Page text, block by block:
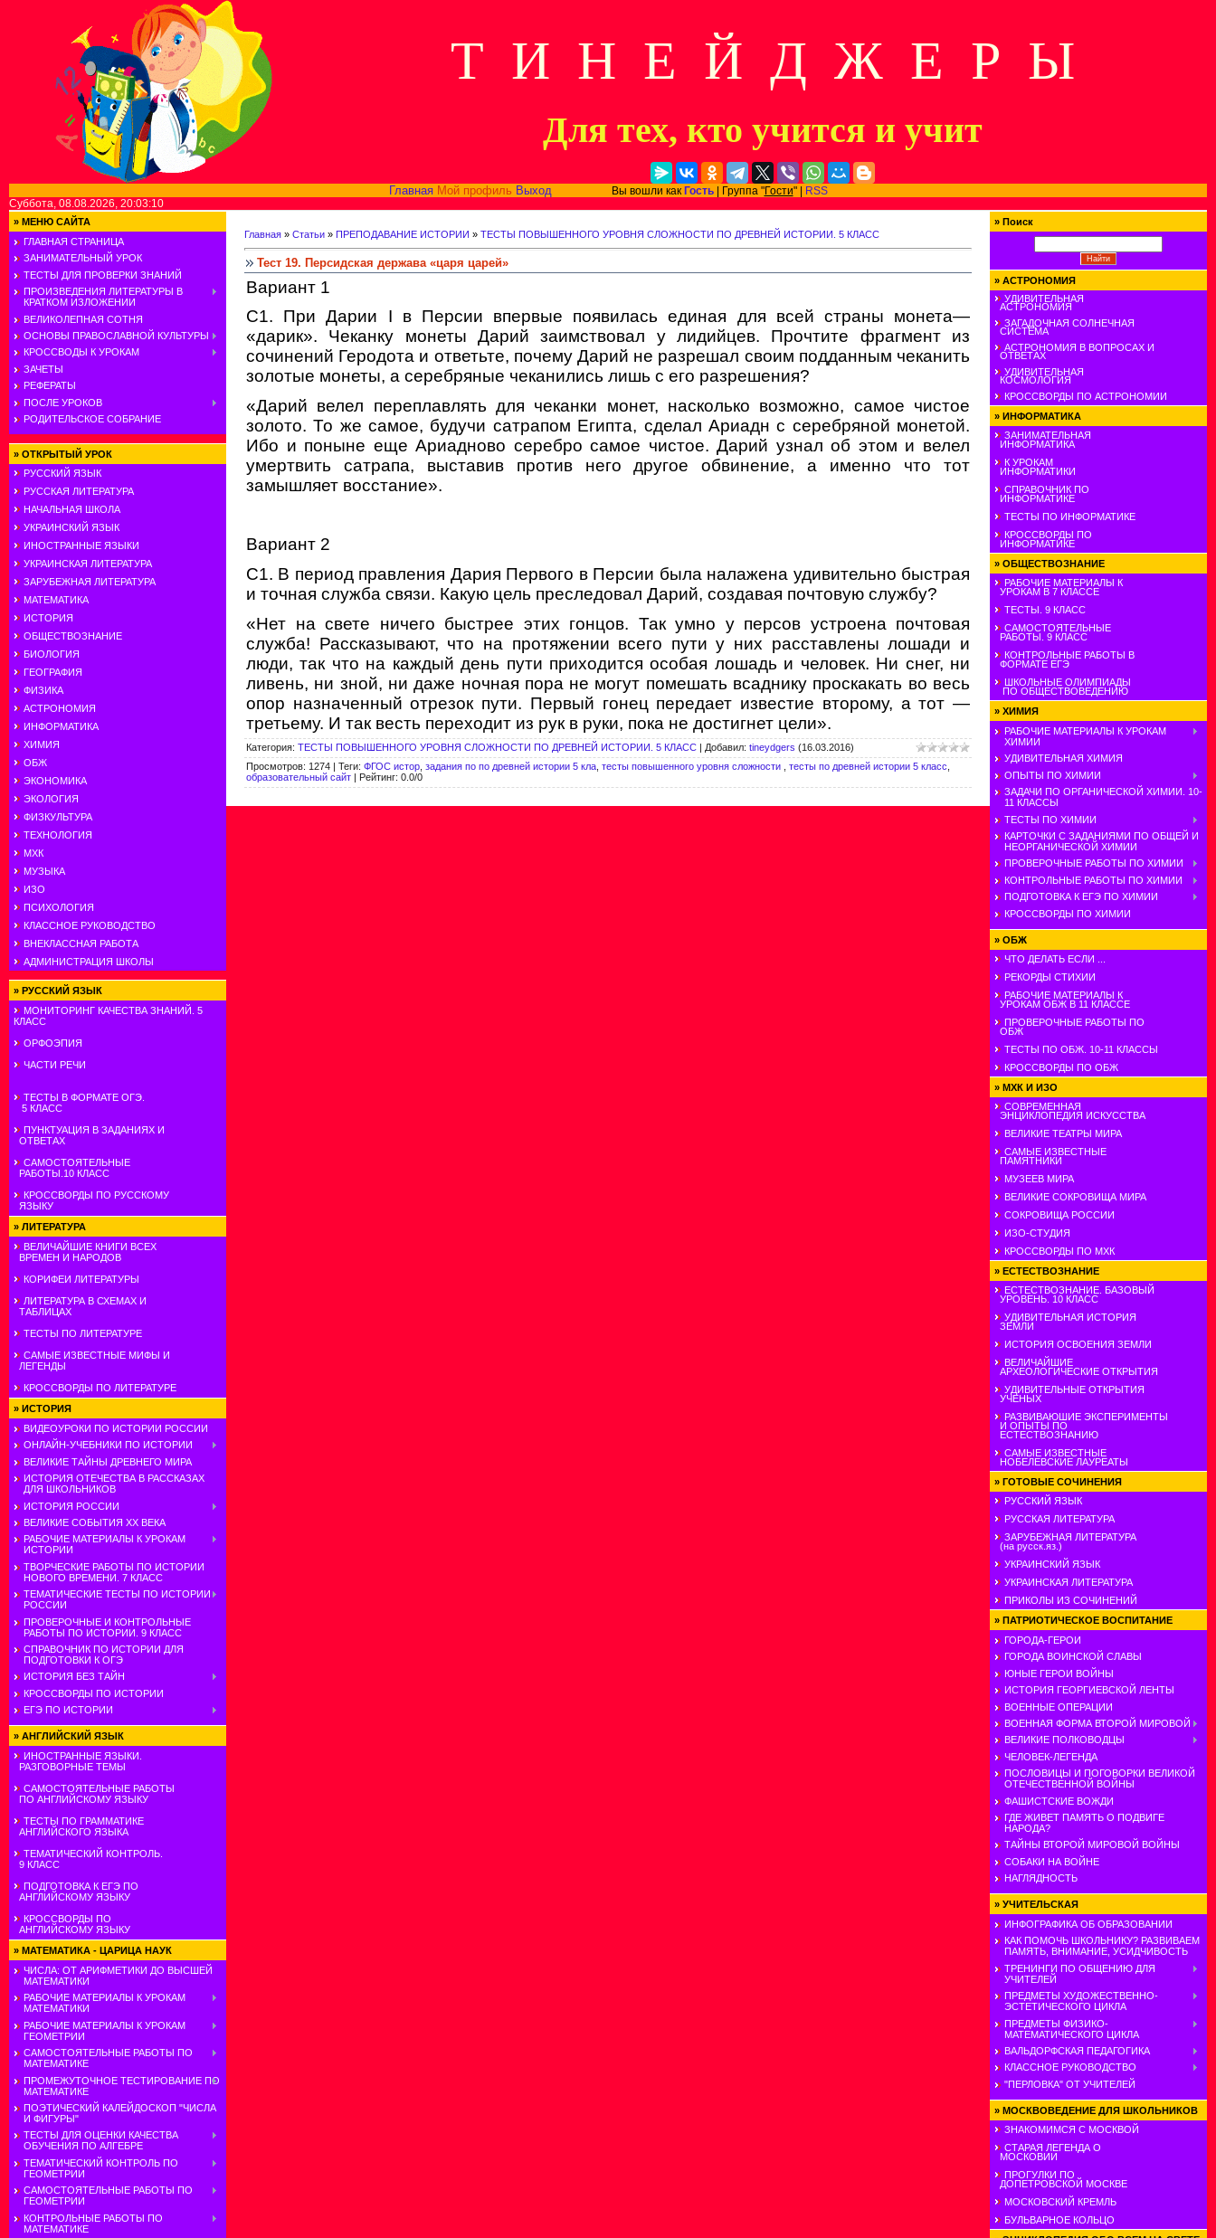
Т И Н Е Й Д Ж Е Р Ы
Для тех, кто учится и учит
Главная Мой профиль ВыходВы вошли как Гость| Группа "Гости" |
RSS
Суббота, 08.08.2026, 20:03:10
» МЕНЮ САЙТА
ГЛАВНАЯ СТРАНИЦА
ЗАНИМАТЕЛЬНЫЙ УРОК
ТЕСТЫ ДЛЯ ПРОВЕРКИ ЗНАНИЙ
ПРОИЗВЕДЕНИЯ ЛИТЕРАТУРЫ В
КРАТКОМ ИЗЛОЖЕНИИ
ВЕЛИКОЛЕПНАЯ СОТНЯ
ОСНОВЫ ПРАВОСЛАВНОЙ КУЛЬТУРЫ
КРОССВОДЫ К УРОКАМ
ЗАЧЕТЫ
РЕФЕРАТЫ
ПОСЛЕ УРОКОВ
РОДИТЕЛЬСКОЕ СОБРАНИЕ
» ОТКРЫТЫЙ УРОК
РУССКИЙ ЯЗЫК
РУССКАЯ ЛИТЕРАТУРА
НАЧАЛЬНАЯ ШКОЛА
УКРАИНСКИЙ ЯЗЫК
ИНОСТРАННЫЕ ЯЗЫКИ
УКРАИНСКАЯ ЛИТЕРАТУРА
ЗАРУБЕЖНАЯ ЛИТЕРАТУРА
МАТЕМАТИКА
ИСТОРИЯ
ОБЩЕСТВОЗНАНИЕ
БИОЛОГИЯ
ГЕОГРАФИЯ
ФИЗИКА
АСТРОНОМИЯ
ИНФОРМАТИКА
ХИМИЯ
ОБЖ
ЭКОНОМИКА
ЭКОЛОГИЯ
ФИЗКУЛЬТУРА
ТЕХНОЛОГИЯ
МХК
МУЗЫКА
ИЗО
ПСИХОЛОГИЯ
КЛАССНОЕ РУКОВОДСТВО
ВНЕКЛАССНАЯ РАБОТА
АДМИНИСТРАЦИЯ ШКОЛЫ
» РУССКИЙ ЯЗЫК
МОНИТОРИНГ КАЧЕСТВА ЗНАНИЙ. 5
КЛАСС
ОРФОЭПИЯ
ЧАСТИ РЕЧИ
ТЕСТЫ В ФОРМАТЕ ОГЭ.
5 КЛАСС
ПУНКТУАЦИЯ В ЗАДАНИЯХ И
ОТВЕТАХ
САМОСТОЯТЕЛЬНЫЕ
РАБОТЫ.10 КЛАСС
КРОССВОРДЫ ПО РУССКОМУ
ЯЗЫКУ
» ЛИТЕРАТУРА
ВЕЛИЧАЙШИЕ КНИГИ ВСЕХ
ВРЕМЕН И НАРОДОВ
КОРИФЕИ ЛИТЕРАТУРЫ
ЛИТЕРАТУРА В СХЕМАХ И
ТАБЛИЦАХ
ТЕСТЫ ПО ЛИТЕРАТУРЕ
САМЫЕ ИЗВЕСТНЫЕ МИФЫ И
ЛЕГЕНДЫ
КРОССВОРДЫ ПО ЛИТЕРАТУРЕ
» ИСТОРИЯ
ВИДЕОУРОКИ ПО ИСТОРИИ РОССИИ
ОНЛАЙН-УЧЕБНИКИ ПО ИСТОРИИ
ВЕЛИКИЕ ТАЙНЫ ДРЕВНЕГО МИРА
ИСТОРИЯ ОТЕЧЕСТВА В РАССКАЗАХ
ДЛЯ ШКОЛЬНИКОВ
ИСТОРИЯ РОССИИ
ВЕЛИКИЕ СОБЫТИЯ ХХ ВЕКА
РАБОЧИЕ МАТЕРИАЛЫ К УРОКАМ
ИСТОРИИ
ТВОРЧЕСКИЕ РАБОТЫ ПО ИСТОРИИ
НОВОГО ВРЕМЕНИ. 7 КЛАСС
ТЕМАТИЧЕСКИЕ ТЕСТЫ ПО ИСТОРИИ
РОССИИ
ПРОВЕРОЧНЫЕ И КОНТРОЛЬНЫЕ
РАБОТЫ ПО ИСТОРИИ. 9 КЛАСС
СПРАВОЧНИК ПО ИСТОРИИ ДЛЯ
ПОДГОТОВКИ К ОГЭ
ИСТОРИЯ БЕЗ ТАЙН
КРОССВОРДЫ ПО ИСТОРИИ
ЕГЭ ПО ИСТОРИИ
» АНГЛИЙСКИЙ ЯЗЫК
ИНОСТРАННЫЕ ЯЗЫКИ.
РАЗГОВОРНЫЕ ТЕМЫ
САМОСТОЯТЕЛЬНЫЕ РАБОТЫ
ПО АНГЛИЙСКОМУ ЯЗЫКУ
ТЕСТЫ ПО ГРАММАТИКЕ
АНГЛИЙСКОГО ЯЗЫКА
ТЕМАТИЧЕСКИЙ КОНТРОЛЬ.
9 КЛАСС
ПОДГОТОВКА К ЕГЭ ПО
АНГЛИЙСКОМУ ЯЗЫКУ
КРОССВОРДЫ ПО
АНГЛИЙСКОМУ ЯЗЫКУ
» МАТЕМАТИКА - ЦАРИЦА НАУК
ЧИСЛА: ОТ АРИФМЕТИКИ ДО ВЫСШЕЙ
МАТЕМАТИКИ
РАБОЧИЕ МАТЕРИАЛЫ К УРОКАМ
МАТЕМАТИКИ
РАБОЧИЕ МАТЕРИАЛЫ К УРОКАМ
ГЕОМЕТРИИ
САМОСТОЯТЕЛЬНЫЕ РАБОТЫ ПО
МАТЕМАТИКЕ
ПРОМЕЖУТОЧНОЕ ТЕСТИРОВАНИЕ ПО
МАТЕМАТИКЕ
ПОЭТИЧЕСКИЙ КАЛЕЙДОСКОП "ЧИСЛА
И ФИГУРЫ"
ТЕСТЫ ДЛЯ ОЦЕНКИ КАЧЕСТВА
ОБУЧЕНИЯ ПО АЛГЕБРЕ
ТЕМАТИЧЕСКИЙ КОНТРОЛЬ ПО
ГЕОМЕТРИИ
САМОСТОЯТЕЛЬНЫЕ РАБОТЫ ПО
ГЕОМЕТРИИ
КОНТРОЛЬНЫЕ РАБОТЫ ПО
МАТЕМАТИКЕ
Главная » Статьи » ПРЕПОДАВАНИЕ ИСТОРИИ » ТЕСТЫ ПОВЫШЕННОГО УРОВНЯ СЛОЖНОСТИ ПО ДРЕВНЕЙ ИСТОРИИ. 5 КЛАСС
Тест 19. Персидская держава «царя царей»
Вариант 1
С1. При Дарии I в Персии впервые появилась единая для всей страны монета—
«дарик». Чеканку монеты Дарий заимствовал у лидийцев. Прочтите фрагмент из
сочинений Геродота и ответьте, почему Дарий не разре­шал своим подданным чеканить
золотые монеты, а се­ребряные чеканились лишь с его разрешения?
«Дарий велел переплавлять для чеканки монет, на­сколько возможно, самое чистое
золото. То же самое, бу­дучи сатрапом Египта, сделал Ариадн с серебряной мо­нетой.
Ибо и поныне еще Ариадново серебро самое чис­тое. Дарий узнал об этом и велел
умертвить сатрапа, выставив против него другое обвинение, а именно что тот
замышляет восстание».
Вариант 2
С1. В период правления Дария Первого в Персии была налажена удивительно быстрая
и точная служба связи. Какую цель преследовал Дарий, создавая почто­вую службу?
«Нет на свете ничего быстрее этих гонцов. Так умно у персов устроена почтовая
служба! Рассказыва­ют, что на протяжении всего пути у них расставлены лошади и
люди, так что на каждый день пути прихо­дится особая лошадь и человек. Ни снег, ни
ливень, ни зной, ни даже ночная пора не могут помешать всадни­ку проскакать во весь
опор назначенный отрезок пути. Первый гонец передает известие второму, а тот —
третьему. И так весть переходит из рук в руки, пока не достигнет цели».
Категория: ТЕСТЫ ПОВЫШЕННОГО УРОВНЯ СЛОЖНОСТИ ПО ДРЕВНЕЙ ИСТОРИИ. 5 КЛАСС | Добавил: tineydgers (16.03.2016)
Просмотров: 1274 | Теги: ФГОС истор задания по по древней истории 5 кла тесты повышенного уровня сложности тесты по древней истории 5 класс
образовательный сайт | Рейтинг: 0.0/0
» Поиск
» АСТРОНОМИЯ
УДИВИТЕЛЬНАЯ
АСТРОНОМИЯ
ЗАГАДОЧНАЯ СОЛНЕЧНАЯ
СИСТЕМА
АСТРОНОМИЯ В ВОПРОСАХ И
ОТВЕТАХ
УДИВИТЕЛЬНАЯ
КОСМОЛОГИЯ
КРОССВОРДЫ ПО АСТРОНОМИИ
» ИНФОРМАТИКА
ЗАНИМАТЕЛЬНАЯ
ИНФОРМАТИКА
К УРОКАМ
ИНФОРМАТИКИ
СПРАВОЧНИК ПО
ИНФОРМАТИКЕ
ТЕСТЫ ПО ИНФОРМАТИКЕ
КРОССВОРДЫ ПО
ИНФОРМАТИКЕ
» ОБЩЕСТВОЗНАНИЕ
РАБОЧИЕ МАТЕРИАЛЫ К
УРОКАМ В 7 КЛАССЕ
ТЕСТЫ. 9 КЛАСС
САМОСТОЯТЕЛЬНЫЕ
РАБОТЫ. 9 КЛАСС
КОНТРОЛЬНЫЕ РАБОТЫ В
ФОРМАТЕ ЕГЭ
ШКОЛЬНЫЕ ОЛИМПИАДЫ
ПО ОБЩЕСТВОВЕДЕНИЮ
» ХИМИЯ
РАБОЧИЕ МАТЕРИАЛЫ К УРОКАМ
ХИМИИ
УДИВИТЕЛЬНАЯ ХИМИЯ
ОПЫТЫ ПО ХИМИИ
ЗАДАЧИ ПО ОРГАНИЧЕСКОЙ ХИМИИ. 10-
11 КЛАССЫ
ТЕСТЫ ПО ХИМИИ
КАРТОЧКИ С ЗАДАНИЯМИ ПО ОБЩЕЙ И
НЕОРГАНИЧЕСКОЙ ХИМИИ
ПРОВЕРОЧНЫЕ РАБОТЫ ПО ХИМИИ
КОНТРОЛЬНЫЕ РАБОТЫ ПО ХИМИИ
ПОДГОТОВКА К ЕГЭ ПО ХИМИИ
КРОССВОРДЫ ПО ХИМИИ
» ОБЖ
ЧТО ДЕЛАТЬ ЕСЛИ ...
РЕКОРДЫ СТИХИИ
РАБОЧИЕ МАТЕРИАЛЫ К
УРОКАМ ОБЖ В 11 КЛАССЕ
ПРОВЕРОЧНЫЕ РАБОТЫ ПО
ОБЖ
ТЕСТЫ ПО ОБЖ. 10-11 КЛАССЫ
КРОССВОРДЫ ПО ОБЖ
» МХК И ИЗО
СОВРЕМЕННАЯ
ЭНЦИКЛОПЕДИЯ ИСКУССТВА
ВЕЛИКИЕ ТЕАТРЫ МИРА
САМЫЕ ИЗВЕСТНЫЕ
ПАМЯТНИКИ
МУЗЕЕВ МИРА
ВЕЛИКИЕ СОКРОВИЩА МИРА
СОКРОВИЩА РОССИИ
ИЗО-СТУДИЯ
КРОССВОРДЫ ПО МХК
» ЕСТЕСТВОЗНАНИЕ
ЕСТЕСТВОЗНАНИЕ. БАЗОВЫЙ
УРОВЕНЬ. 10 КЛАСС
УДИВИТЕЛЬНАЯ ИСТОРИЯ
ЗЕМЛИ
ИСТОРИЯ ОСВОЕНИЯ ЗЕМЛИ
ВЕЛИЧАЙШИЕ
АРХЕОЛОГИЧЕСКИЕ ОТКРЫТИЯ
УДИВИТЕЛЬНЫЕ ОТКРЫТИЯ
УЧЕНЫХ
РАЗВИВАЮШИЕ ЭКСПЕРИМЕНТЫ
И ОПЫТЫ ПО
ЕСТЕСТВОЗНАНИЮ
САМЫЕ ИЗВЕСТНЫЕ
НОБЕЛЕВСКИЕ ЛАУРЕАТЫ
» ГОТОВЫЕ СОЧИНЕНИЯ
РУССКИЙ ЯЗЫК
РУССКАЯ ЛИТЕРАТУРА
ЗАРУБЕЖНАЯ ЛИТЕРАТУРА
(на русск.яз.)
УКРАИНСКИЙ ЯЗЫК
УКРАИНСКАЯ ЛИТЕРАТУРА
ПРИКОЛЫ ИЗ СОЧИНЕНИЙ
» ПАТРИОТИЧЕСКОЕ ВОСПИТАНИЕ
ГОРОДА-ГЕРОИ
ГОРОДА ВОИНСКОЙ СЛАВЫ
ЮНЫЕ ГЕРОИ ВОЙНЫ
ИСТОРИЯ ГЕОРГИЕВСКОЙ ЛЕНТЫ
ВОЕННЫЕ ОПЕРАЦИИ
ВОЕННАЯ ФОРМА ВТОРОЙ МИРОВОЙ
ВЕЛИКИЕ ПОЛКОВОДЦЫ
ЧЕЛОВЕК-ЛЕГЕНДА
ПОСЛОВИЦЫ И ПОГОВОРКИ ВЕЛИКОЙ
ОТЕЧЕСТВЕННОЙ ВОЙНЫ
ФАШИСТСКИЕ ВОЖДИ
ГДЕ ЖИВЕТ ПАМЯТЬ О ПОДВИГЕ
НАРОДА?
ТАЙНЫ ВТОРОЙ МИРОВОЙ ВОЙНЫ
СОБАКИ НА ВОЙНЕ
НАГЛЯДНОСТЬ
» УЧИТЕЛЬСКАЯ
ИНФОГРАФИКА ОБ ОБРАЗОВАНИИ
КАК ПОМОЧЬ ШКОЛЬНИКУ? РАЗВИВАЕМ
ПАМЯТЬ, ВНИМАНИЕ, УСИДЧИВОСТЬ
ТРЕНИНГИ ПО ОБЩЕНИЮ ДЛЯ
УЧИТЕЛЕЙ
ПРЕДМЕТЫ ХУДОЖЕСТВЕННО-
ЭСТЕТИЧЕСКОГО ЦИКЛА
ПРЕДМЕТЫ ФИЗИКО-
МАТЕМАТИЧЕСКОГО ЦИКЛА
ВАЛЬДОРФСКАЯ ПЕДАГОГИКА
КЛАССНОЕ РУКОВОДСТВО
"ПЕРЛОВКА" ОТ УЧИТЕЛЕЙ
» МОСКВОВЕДЕНИЕ ДЛЯ ШКОЛЬНИКОВ
ЗНАКОМИМСЯ С МОСКВОЙ
СТАРАЯ ЛЕГЕНДА О
МОСКОВИИ
ПРОГУЛКИ ПО
ДОПЕТРОВСКОЙ МОСКВЕ
МОСКОВСКИЙ КРЕМЛЬ
БУЛЬВАРНОЕ КОЛЬЦО